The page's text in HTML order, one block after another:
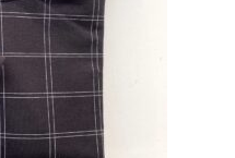
der
Produktseite
gewählt
werden